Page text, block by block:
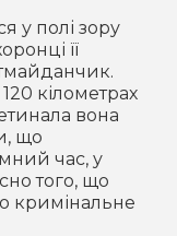
у полі зору
її
кілометрах
вона
що
час, у
того, що
кримінальне